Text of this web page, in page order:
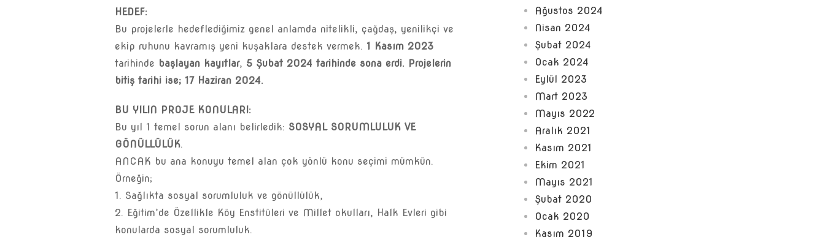
HEDEF:
Bu projelerle hedeflediğimiz genel anlamda nitelikli, çağdaş, yenilikçi ve
ekip ruhunu kavramış yeni kuşaklara destek vermek. 1 Kasım 2023
tarihinde başlayan kayıtlar, 5 Şubat 2024 tarihinde sona erdi. Projelerin
bitiş tarihi ise; 17 Haziran 2024.
BU YILIN PROJE KONULARI:
Bu yıl 1 temel sorun alanı belirledik: SOSYAL SORUMLULUK VE
GÖNÜLLÜLÜK.
ANCAK bu ana konuyu temel alan çok yönlü konu seçimi mümkün.
Örneğin;
1. Sağlıkta sosyal sorumluluk ve gönüllülük,
2. Eğitim’de Özellikle Köy Enstitüleri ve Millet okulları, Halk Evleri gibi
konularda sosyal sorumluluk.
Ağustos 2024
Nisan 2024
Şubat 2024
Ocak 2024
Eylül 2023
Mart 2023
Mayıs 2022
Aralık 2021
Kasım 2021
Ekim 2021
Mayıs 2021
Şubat 2020
Ocak 2020
Kasım 2019